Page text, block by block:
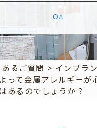
QA
あるご質問 > インプラ
って金属アレルギーが
あるのでしょうか？